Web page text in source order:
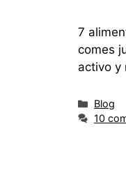
7
comes
activo y
Blog
10